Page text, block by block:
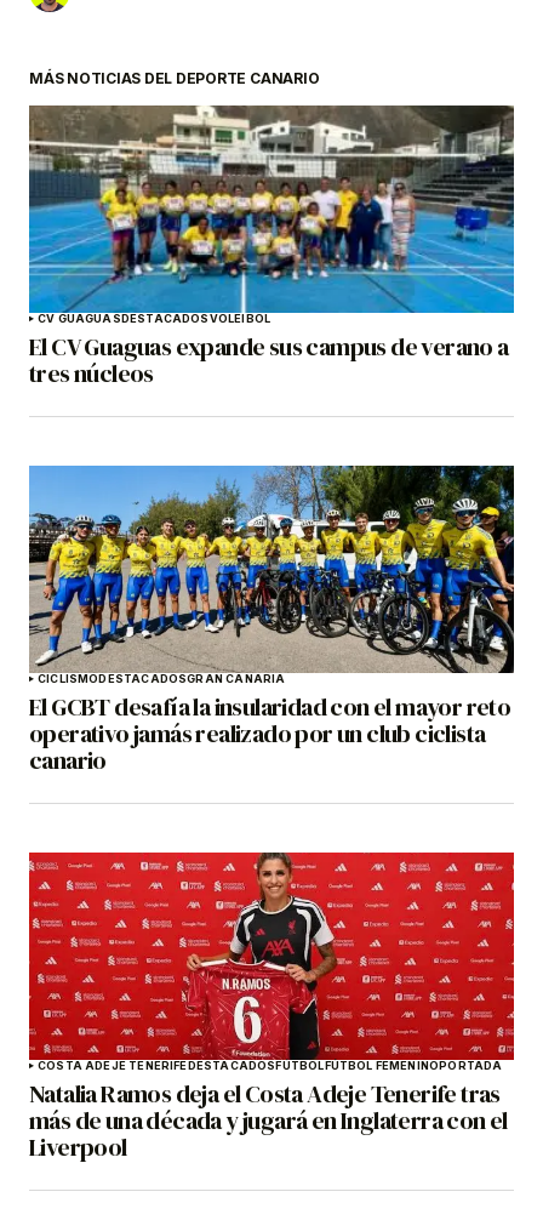
MÁS NOTICIAS DEL DEPORTE CANARIO
CV GUAGUASDESTACADOSVOLEIBOL
El CV Guaguas expande sus campus de verano a
tres núcleos
CICLISMODESTACADOSGRAN CANARIA
El GCBT desafía la insularidad con el mayor reto
operativo jamás realizado por un club ciclista
canario
COSTA ADEJE TENERIFEDESTACADOSFÚTBOLFÚTBOL FEMENINOPORTADA
Natalia Ramos deja el Costa Adeje Tenerife tras
más de una década y jugará en Inglaterra con el
Liverpool